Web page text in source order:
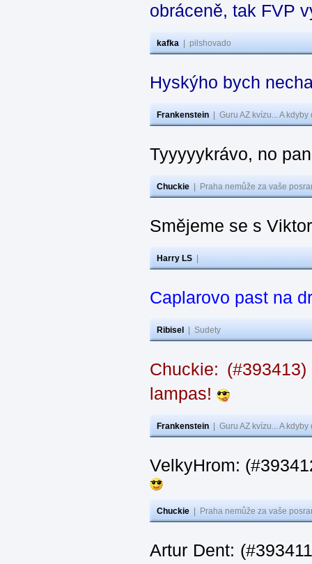
obráceně, tak FVP
kafka pilshovado
Hyskýho bych
Frankenstein Guru AZ kvízu... A
Tyyyyykrávo, no
Chuckie Praha nemůže za vaše
Smějeme se s
Harry LS
Caplarovo past na
Ribisel Sudety
Chuckie:
lampas!
Frankenstein Guru AZ kvízu... A
VelkyHrom:
Chuckie Praha nemůže za vaše
Artur Dent: